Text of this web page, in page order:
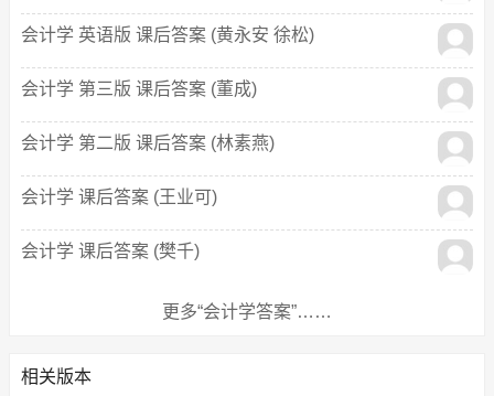
会计学 英语版 课后答案 (黄永安 徐松)
会计学 第三版 课后答案 (董成)
会计学 第二版 课后答案 (林素燕)
会计学 课后答案 (王业可)
会计学 课后答案 (樊千)
更多“会计学答案”……
相关版本